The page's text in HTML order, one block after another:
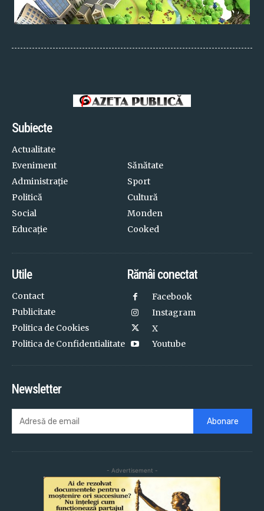
Subiecte
Actualitate
Eveniment
Administrație
Politică
Social
Educație
Sănătate
Sport
Cultură
Monden
Cooked
Utile
Contact
Publicitate
Politica de Cookies
Politica de Confidentialitate
Rămâi conectat
Facebook
Instagram
X
Youtube
Newsletter
Abonare
- Advertisement -